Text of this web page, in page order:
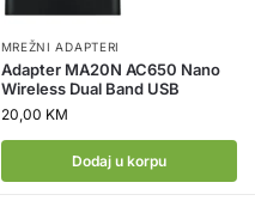
MREŽNI ADAPTERI
Adapter MA20N AC650 Nano
Wireless Dual Band USB
20,00 KM
Dodaj u korpu